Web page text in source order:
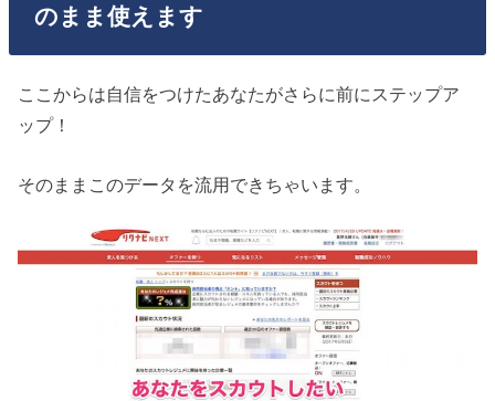
のまま使えます
ここからは自信をつけたあなたがさらに前にステップア
ップ！
そのままこのデータを流用できちゃいます。